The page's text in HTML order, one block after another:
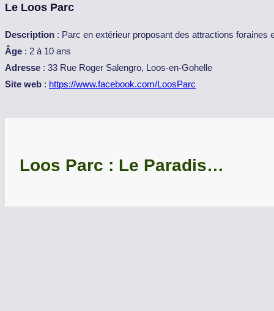
Le Loos Parc
Description : Parc en extérieur proposant des attractions
Âge : 2 à 10 ans
Adresse : 33 Rue Roger Salengro, Loos-en-Gohelle
Site web : https://www.facebook.com/LoosParc
Loos Parc : Le Paradis…